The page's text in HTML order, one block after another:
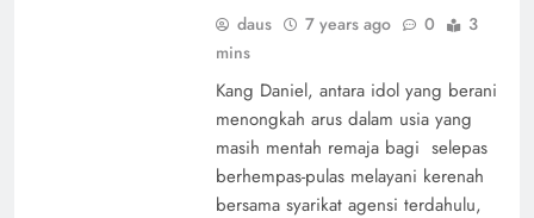
daus 7 years ago 0
3
mins
Kang Daniel, antara idol yang berani
menongkah arus dalam usia yang
masih mentah remaja bagi selepas
berhempas-pulas melayani kerenah
bersama syarikat agensi terdahulu,